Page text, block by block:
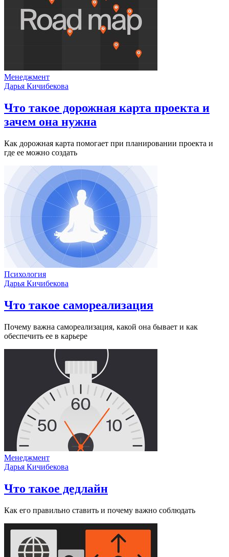
Менеджмент
Дарья Кичибекова
Что такое дорожная карта проекта и
зачем она нужна
Как дорожная карта помогает при планировании проекта и
где ее можно создать
Психология
Дарья Кичибекова
Что такое самореализация
Почему важна самореализация, какой она бывает и как
обеспечить ее в карьере
Менеджмент
Дарья Кичибекова
Что такое дедлайн
Как его правильно ставить и почему важно соблюдать